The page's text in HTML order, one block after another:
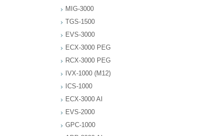
MIG-3000
TGS-1500
EVS-3000
ECX-3000 PEG
RCX-3000 PEG
IVX-1000 (M12)
ICS-1000
ECX-3000 AI
EVS-2000
GPC-1000